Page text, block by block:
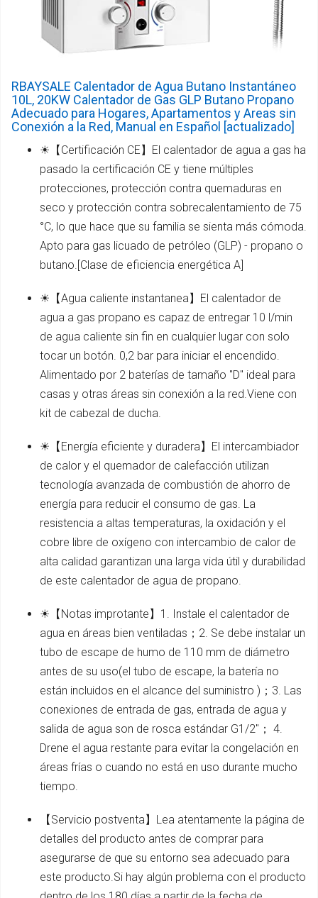
RBAYSALE Calentador de Agua Butano Instantáneo
10L, 20KW Calentador de Gas GLP Butano Propano
Adecuado para Hogares, Apartamentos y Areas sin
Conexión a la Red, Manual en Español [actualizado]
☀【Certificación CE】El calentador de agua a gas ha
pasado la certificación CE y tiene múltiples
protecciones, protección contra quemaduras en
seco y protección contra sobrecalentamiento de 75
°C, lo que hace que su familia se sienta más cómoda.
Apto para gas licuado de petróleo (GLP) - propano o
butano.[Clase de eficiencia energética A]
☀【Agua caliente instantanea】El calentador de
agua a gas propano es capaz de entregar 10 l/min
de agua caliente sin fin en cualquier lugar con solo
tocar un botón. 0,2 bar para iniciar el encendido.
Alimentado por 2 baterías de tamaño "D" ideal para
casas y otras áreas sin conexión a la red.Viene con
kit de cabezal de ducha.
☀【Energía eficiente y duradera】El intercambiador
de calor y el quemador de calefacción utilizan
tecnología avanzada de combustión de ahorro de
energía para reducir el consumo de gas. La
resistencia a altas temperaturas, la oxidación y el
cobre libre de oxígeno con intercambio de calor de
alta calidad garantizan una larga vida útil y durabilidad
de este calentador de agua de propano.
☀【Notas improtante】1. Instale el calentador de
agua en áreas bien ventiladas；2. Se debe instalar un
tubo de escape de humo de 110 mm de diámetro
antes de su uso(el tubo de escape, la batería no
están incluidos en el alcance del suministro )；3. Las
conexiones de entrada de gas, entrada de agua y
salida de agua son de rosca estándar G1/2''； 4.
Drene el agua restante para evitar la congelación en
áreas frías o cuando no está en uso durante mucho
tiempo.
【Servicio postventa】Lea atentamente la página de
detalles del producto antes de comprar para
asegurarse de que su entorno sea adecuado para
este producto.Si hay algún problema con el producto